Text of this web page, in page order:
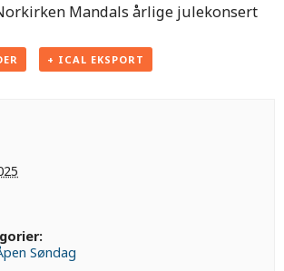
Mandals årlige julekonsert
+ ICAL EKSPORT
Søndag